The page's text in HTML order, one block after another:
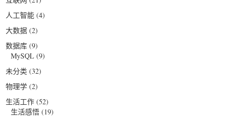
人工智能 (4)
大数据 (2)
数据库 (9)
MySQL (9)
未分类 (32)
物理学 (2)
生活工作 (52)
生活感悟 (19)